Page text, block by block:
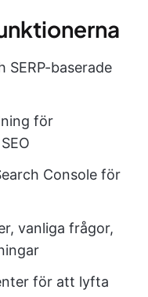
SERP-baserade
för
Console för
vanliga frågor,
för att lyfta